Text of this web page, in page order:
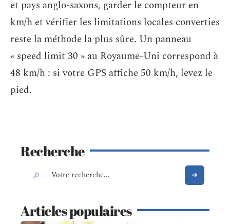
et pays anglo-saxons, garder le compteur en
km/h et vérifier les limitations locales converties
reste la méthode la plus sûre. Un panneau
« speed limit 30 » au Royaume-Uni correspond à
48 km/h : si votre GPS affiche 50 km/h, levez le
pied.
Recherche
Articles populaires